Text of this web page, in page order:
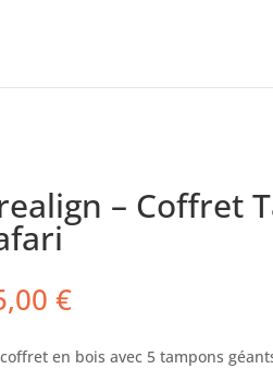
– Coffret
€
en bois avec 5 tampons